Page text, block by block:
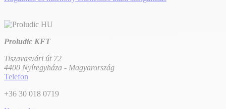
Proludic KFT
Tiszavasvári út 72
4400 Nyíregyháza - Magyarország
Telefon
+36 30 018 0719